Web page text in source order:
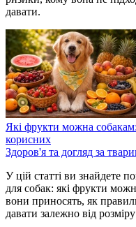
давати.
Які фрукти можна
корисних
Здоров'я та догляд за
У цій статті ви знайдете
для собак: які фрукти
вони приносять, як
давати залежно від